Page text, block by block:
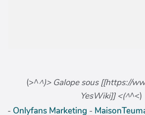
(>^^)> Galope sous [[https://
YesWiki]] <(^^<)
- Onlyfans Marketing -